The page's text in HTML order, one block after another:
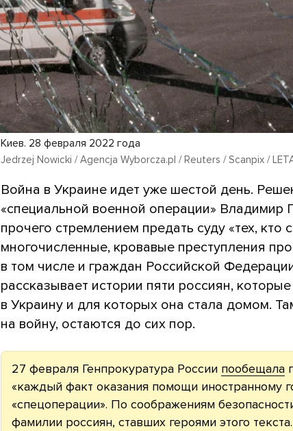
Киев. 28 февраля 2022 года
Jedrzej Nowicki / Agencja Wyborcza.pl / Reuters / Scanpix /
Война в Украине идет уже шестой день.
«специальной военной операции» Владимир
прочего стремлением предать суду «тех, кто
многочисленные, кровавые преступления
в том числе и граждан Российской
рассказывает истории пяти россиян,
в Украину и для которых она стала домом.
на войну, остаются до сих пор.
27 февраля Генпрокуратура России пообещала
«каждый факт оказания помощи иностранному
«спецоперации». По соображениям
фамилии россиян, ставших героями этого текста.